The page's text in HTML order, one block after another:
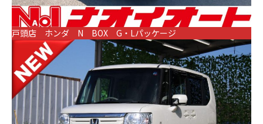
戸頭店 ホンダ N BOX G・Lパッケージ